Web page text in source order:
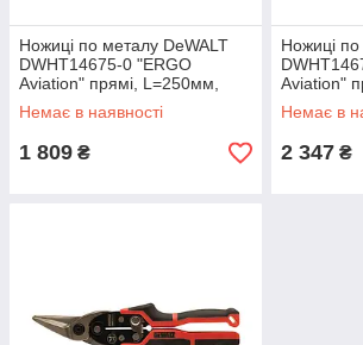
Ножиці по металу DeWALT
DWHT14675-0 "ERGO
Aviation" прямі, L=250мм,
вага 420 г.
Немає в наявності
1 809 ₴
Ножиці
Aviation"
вага 420 г.
Немає в
2 347 ₴